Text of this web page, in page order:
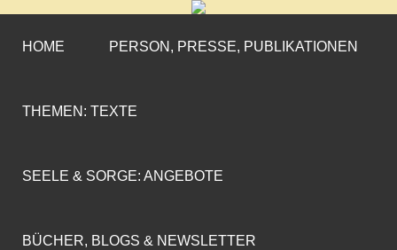
CORNELIA COENEN-
MARX
»ENGAGEMENT MIT PROFIL«
HOME PERSON, PRESSE, PUBLIKATIONEN
THEMEN: TEXTE
SEELE & SORGE: ANGEBOTE
BÜCHER, BLOGS & NEWSLETTER